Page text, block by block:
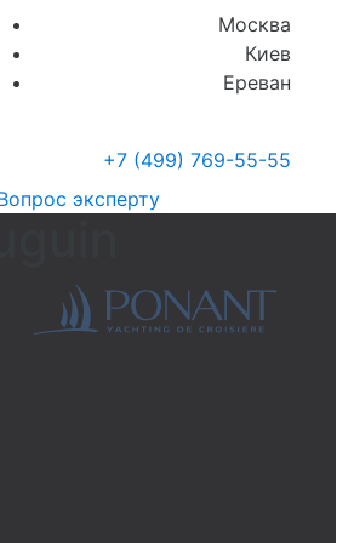
Москва
Киев
Ереван
+7 (499) 769-55-55
эксперту